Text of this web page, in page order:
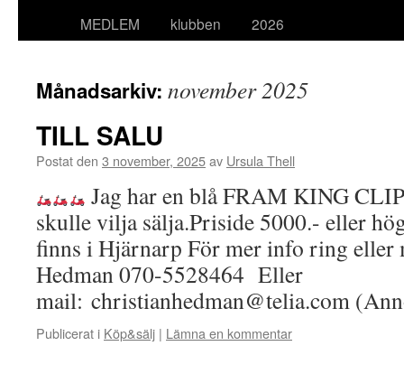
MEDLEM
klubben
2026
Månadsarkiv: november 2025
TILL SALU
Postat den 3 november, 2025av Ursula Thell
Jag har en blå FRAM KING
skulle vilja sälja.Priside 5000.- eller
finns i Hjärnarp För mer info ring eller
Hedman 070-5528464 Eller
mail: christianhedman@telia.com
Publicerat i Köp&sälj | Lämna en kommentar